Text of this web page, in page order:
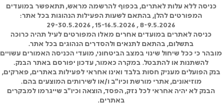
כניסה ללא עלות לאתרים, בכפוף להרשמה מראש, תתאפשר במועדים
המפורטים להלן, בהתאם לשעות הפעילות הנהוגות בכל אתר:
8-9.5.2026 , 15-16.5.2026 , 29-30.5.2026
כניסה לאתרים במועדים אחרים מאלו המפורטים לעיל תהיה כרוכה
בתשלום, בהתאם לתנאים ולהסדרים הנהוגים בכל אתר.
מובהר כי ככל שיחול שינוי במצב הביטחוני, מועדי הכניסה האמורים עשויים
להשתנות או להתבטל. במקרה כאמור, עדכון יפורסם באתר הבנק.
בנק הפועלים מעניק חסות בלבד ואינו אחראי לפעילות באתרים, פארקים,
מוזיאונים, אתרי מורשת וכיו"ב ו/או לשירותים המוצעים בהם.
הבנק לא יהיה אחראי לכל נזק, הפסד, הוצאה וכיו"ב שייגרמו למבקרים
באתרים.